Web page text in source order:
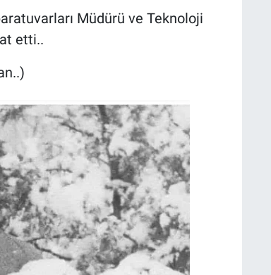
Müdürü ve Teknoloji
etti..